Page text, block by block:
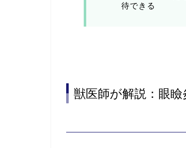
待できる
獣医師が解説：眼